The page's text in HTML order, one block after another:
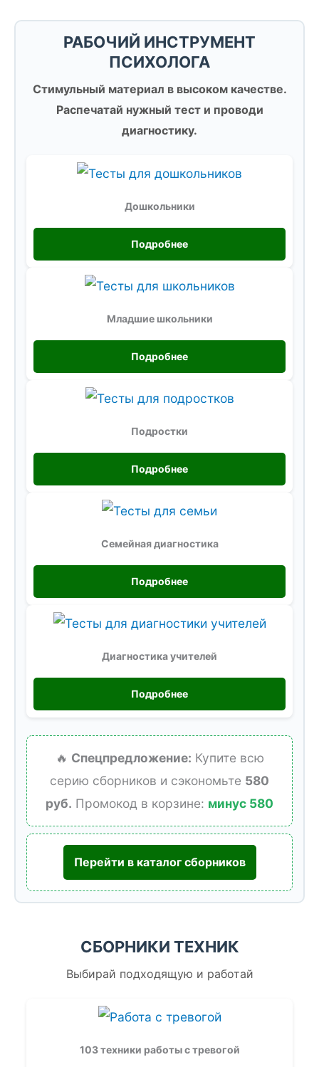
РАБОЧИЙ ИНСТРУМЕНТ
ПСИХОЛОГА
Стимульный материал в высоком качестве.
Распечатай нужный тест и проводи
диагностику.
Дошкольники
Подробнее
Младшие школьники
Подробнее
Подростки
Подробнее
Семейная диагностика
Подробнее
Диагностика учителей
Подробнее
🔥 Спецпредложение: Купите всю
серию сборников и сэкономьте 580
руб. Промокод в корзине: минус 580
Перейти в каталог сборников
СБОРНИКИ ТЕХНИК
Выбирай подходящую и работай
103 техники работы с тревогой